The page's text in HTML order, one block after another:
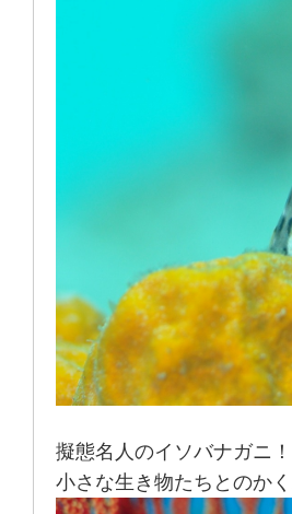
擬態名人のイソバナガニ！
小さな生き物たちとのか